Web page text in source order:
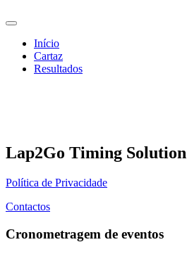
Início
Cartaz
Resultados
Lap2Go Timing Solution
Política de Privacidade
Contactos
Cronometragem de eventos